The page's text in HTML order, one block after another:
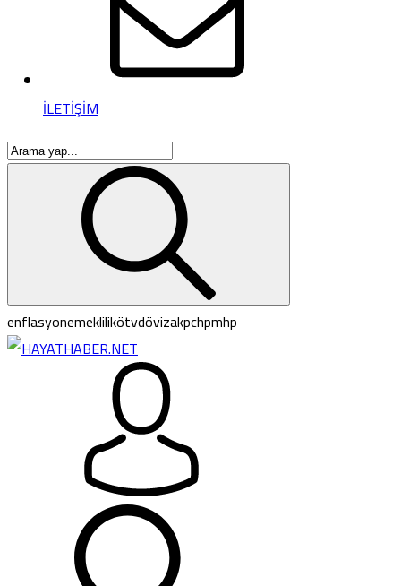
İLETİŞİM
enflasyonemeklilikötvdövizakpchpmhp